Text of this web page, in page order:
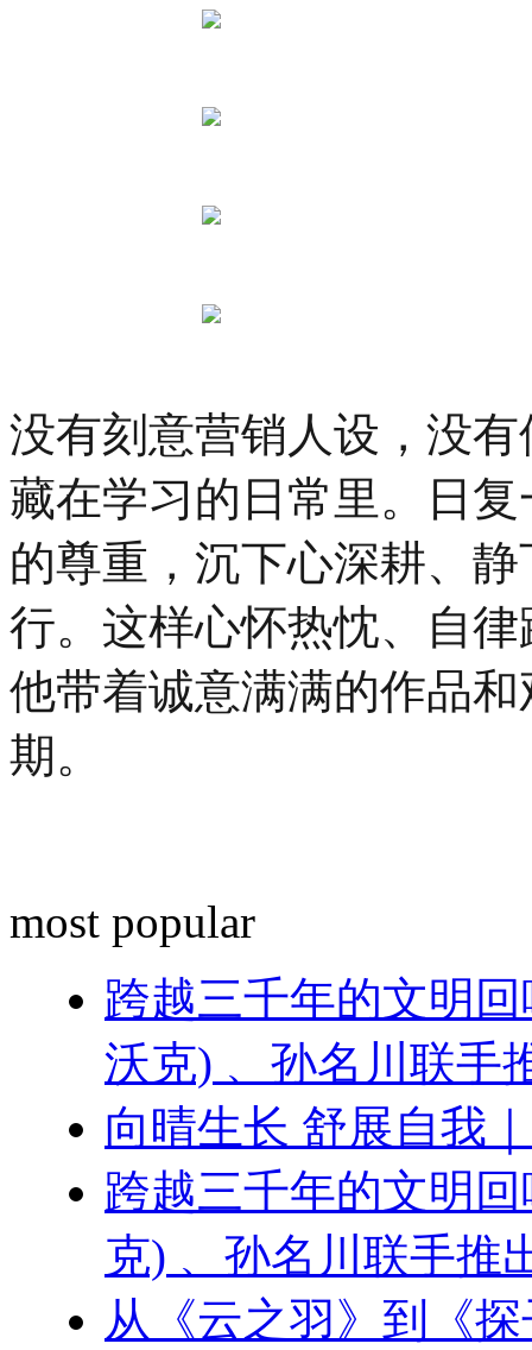
没有刻意营销人设，没
藏在学习的日常里。日
的尊重，沉下心深耕、
行。这样心怀热忱、自
他带着诚意满满的作品
期。
most popular
跨越三千年的文明
沃克) 、孙名川联手
向晴生长 舒展自我
跨越三千年的文明
克) 、孙名川联手推
从《云之羽》到《